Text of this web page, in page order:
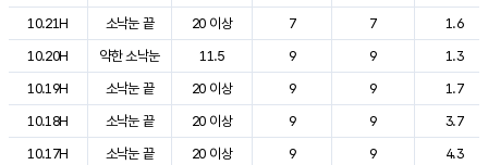
10.21H
소낙눈 끝 20 이상 7 7
1.6
10.20H
약한 소낙눈 11.5 9 9
1.3
10.19H
소낙눈 끝 20 이상 9 9
1.7
10.18H
소낙눈 끝 20 이상 9 9
3.7
10.17H
소낙눈 끝 20 이상 9 9
4.3